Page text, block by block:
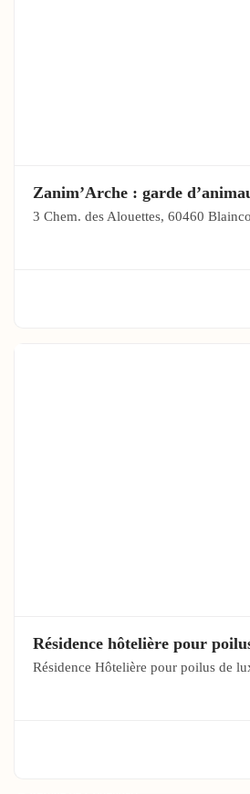
Zanim’Arche : garde
3 Chem. des Alouettes, 60460
Résidence hôtelière pour
Résidence Hôtelière pour poilus de